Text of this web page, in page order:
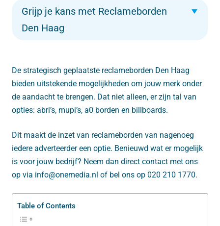
Grijp je kans met Reclameborden
Den Haag
De strategisch geplaatste reclameborden Den Haag
bieden uitstekende mogelijkheden om jouw merk onder
de aandacht te brengen. Dat niet alleen, er zijn tal van
opties: abri’s, mupi’s, a0 borden en billboards.
Dit maakt de inzet van reclameborden van nagenoeg
iedere adverteerder een optie. Benieuwd wat er mogelijk
is voor jouw bedrijf? Neem dan direct contact met ons
op via info@onemedia.nl of bel ons op 020 210 1770.
Table of Contents